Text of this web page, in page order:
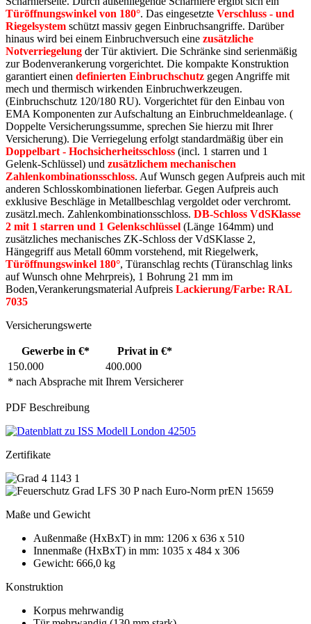
Türöffnungswinkel von 180°. Das eingesetzte Verschluss - und
Riegelsystem schützt massiv gegen Einbruchsangriffe. Darüber
hinaus wird bei einem Einbruchversuch eine zusätzliche
Notverriegelung der Tür aktiviert. Die Schränke sind serienmäßig
zur Bodenverankerung vorgerichtet. Die kompakte Konstruktion
garantiert einen definierten Einbruchschutz gegen Angriffe mit
mech und thermisch wirkenden Einbruchwerkzeugen.
(Einbruchschutz 120/180 RU). Vorgerichtet für den Einbau von
EMA Komponenten zur Aufschaltung an Einbruchmeldeanlage. (
Doppelte Versicherungssumme, sprechen Sie hierzu mit Ihrer
Versicherung). Die Verriegelung erfolgt standardmäßig über ein
Doppelbart - Hochsicherheitsschloss (incl. 1 starren und 1
Gelenk-Schlüssel) und zusätzlichem mechanischen
Zahlenkombinationsschloss. Auf Wunsch gegen Aufpreis auch mit
anderen Schlosskombinationen lieferbar. Gegen Aufpreis auch
exklusive Beschläge in Metallbeschlag vergoldet oder verchromt.
zusätzl.mech. Zahlenkombinationsschloss. DB-Schloss VdSKlasse
2 mit 1 starren und 1 Gelenkschlüssel (Länge 164mm) und
zusätzliches mechanisches ZK-Schloss der VdSKlasse 2,
Hängegriff aus Metall 60mm vorstehend, mit Riegelwerk,
Türöffnungswinkel 180°, Türanschlag rechts (Türanschlag links
auf Wunsch ohne Mehrpreis), 1 Bohrung 21 mm im
Boden,Verankerungsmaterial Aufpreis Lackierung/Farbe: RAL
7035
Versicherungswerte
Gewerbe in €* Privat in €*
* nach Absprache mit Ihrem Versicherer
150.000 400.000
PDF Beschreibung
Zertifikate
Maße und Gewicht
Außenmaße (HxBxT) in mm: 1206 x 636 x 510
Innenmaße (HxBxT) in mm: 1035 x 484 x 306
Gewicht: 666,0 kg
Konstruktion
Korpus mehrwandig